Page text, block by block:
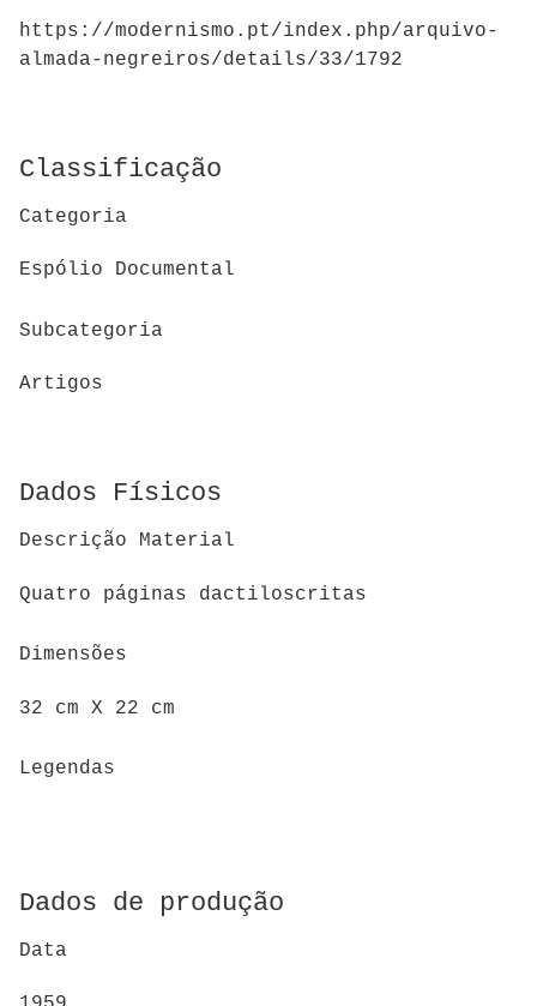
https://modernismo.pt/index.php/arquivo-
almada-negreiros/details/33/1792
Classificação
Categoria
Espólio Documental
Subcategoria
Artigos
Dados Físicos
Descrição Material
Quatro páginas dactiloscritas
Dimensões
32 cm X 22 cm
Legendas
Dados de produção
Data